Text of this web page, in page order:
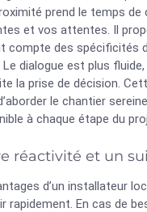
prend le temps de
et vos attentes. Il
compte des spécificités
dialogue est plus
la prise de décision.
le chantier
à chaque étape du
réactivité et un
d’un installateur
rapidement. En cas de